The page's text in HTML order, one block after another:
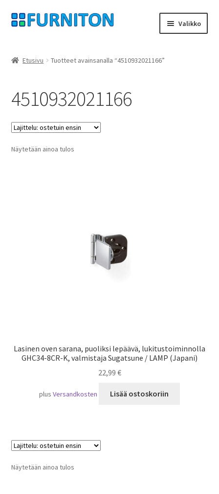
Siirry
navigointiin
Siirry
sisältöön
Valikko
yksityisyyttä
peruuttamisoikeus
Ottaa yhteyttä
Etusivu Tuotteet avainsanalla “4510932021166”
4510932021166
Näytetään ainoa tulos
Lasinen oven sarana, puoliksi lepäävä, lukitustoiminnolla
GHC34-8CR-K, valmistaja Sugatsune / LAMP (Japani)
22,99 €
plusVersandkosten Lisää ostoskoriin
Näytetään ainoa tulos